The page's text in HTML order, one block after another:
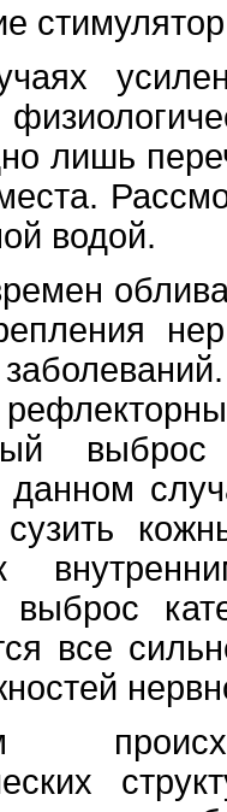
лишь
водой.
данном
сузить
выброс
все